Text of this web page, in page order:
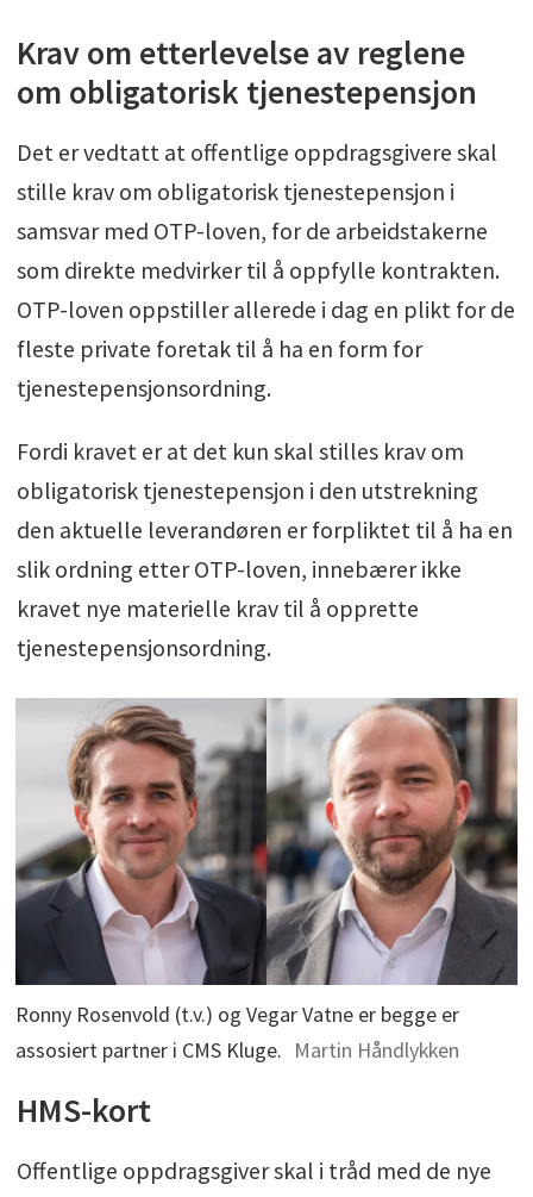
Krav om etterlevelse av reglene
om obligatorisk tjenestepensjon
Det er vedtatt at offentlige oppdragsgivere skal
stille krav om obligatorisk tjenestepensjon i
samsvar med OTP-loven, for de arbeidstakerne
som direkte medvirker til å oppfylle kontrakten.
OTP-loven oppstiller allerede i dag en plikt for de
fleste private foretak til å ha en form for
tjenestepensjonsordning.
Fordi kravet er at det kun skal stilles krav om
obligatorisk tjenestepensjon i den utstrekning
den aktuelle leverandøren er forpliktet til å ha en
slik ordning etter OTP-loven, innebærer ikke
kravet nye materielle krav til å opprette
tjenestepensjonsordning.
Ronny Rosenvold (t.v.) og Vegar Vatne er begge er
assosiert partner i CMS Kluge. Martin Håndlykken
HMS-kort
Offentlige oppdragsgiver skal i tråd med de nye